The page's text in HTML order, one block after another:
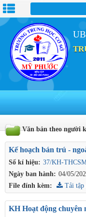
Văn bản theo người
Số kí hiệu: 37/KH-
Ngày ban hành: 04/05/
Kế hoạch bán trú -
File đính kèm: Tải tập
KH Hoạt động chuyên